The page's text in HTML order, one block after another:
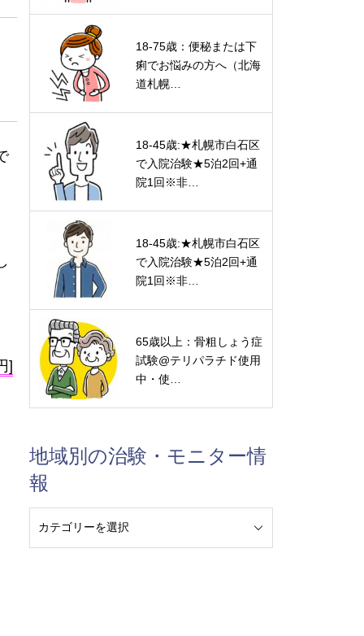
]
18-75歳：便秘または下
痢でお悩みの方へ（北海
道札幌…
18-45歳:★札幌市白石区
で入院治験★5泊2回+通
院1回※非…
18-45歳:★札幌市白石区
で入院治験★5泊2回+通
院1回※非…
65歳以上：骨粗しょう症
試験@テリパラチド使用
中・使…
地域別の治験・モニター情
報